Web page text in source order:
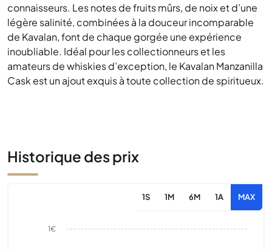
connaisseurs. Les notes de fruits mûrs, de noix et d’une
légère salinité, combinées à la douceur incomparable
de Kavalan, font de chaque gorgée une expérience
inoubliable. Idéal pour les collectionneurs et les
amateurs de whiskies d’exception, le Kavalan Manzanilla
Cask est un ajout exquis à toute collection de spiritueux.
Historique des prix
1S 1M 6M 1A MAX
1€